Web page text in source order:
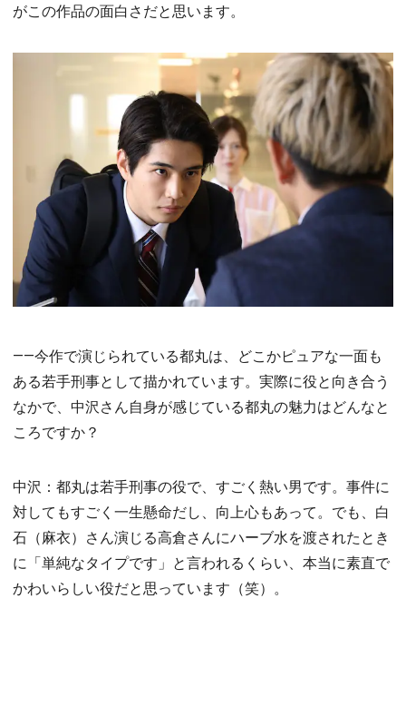
がこの作品の面白さだと思います。
――今作で演じられている都丸は、どこかピュアな一面も
ある若手刑事として描かれています。実際に役と向き合う
なかで、中沢さん自身が感じている都丸の魅力はどんなと
ころですか？
中沢：都丸は若手刑事の役で、すごく熱い男です。事件に
対してもすごく一生懸命だし、向上心もあって。でも、白
石（麻衣）さん演じる高倉さんにハーブ水を渡されたとき
に「単純なタイプです」と言われるくらい、本当に素直で
かわいらしい役だと思っています（笑）。